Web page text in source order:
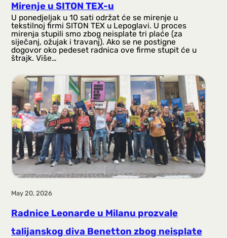
Mirenje u SITON TEX-u
U ponedjeljak u 10 sati održat će se mirenje u
tekstilnoj firmi SITON TEX u Lepoglavi. U proces
mirenja stupili smo zbog neisplate tri plaće (za
siječanj, ožujak i travanj). Ako se ne postigne
dogovor oko pedeset radnica ove firme stupit će u
štrajk. Više…
May 20, 2026
Radnice Leonarde u Milanu prozvale
talijanskog diva Benetton zbog neisplate